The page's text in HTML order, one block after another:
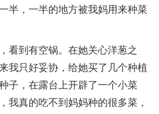
半，一半的地方被我妈用来种菜
看到有空锅。在她关心洋葱之
我只好妥协，给她买了几个种植
子，在露台上开辟了一个小菜
我真的吃不到妈妈种的很多菜，